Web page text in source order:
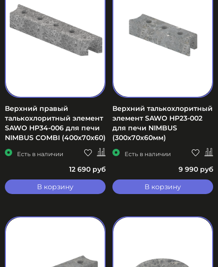
Верхний правый
талькохлоритный элемент
SAWO HP34-006 для печи
NIMBUS COMBI (400х70х60)
Есть в наличии
12 690 руб
В корзину
Верхний талькохлоритный
элемент SAWO HP23-002
для печи NIMBUS
(300х70х60мм)
Есть в наличии
9 990 руб
В корзину